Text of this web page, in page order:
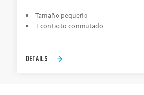
Tamaño pequeño
1 contacto conmutado
DETAILS